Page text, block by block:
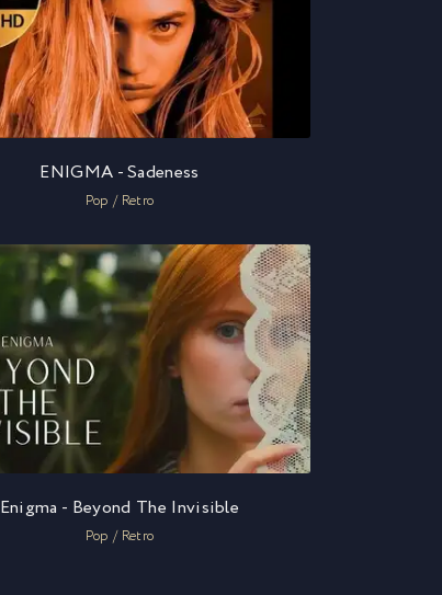
ENIGMA - Sadeness
Pop / Retro
Enigma - Beyond The Invisible
Pop / Retro